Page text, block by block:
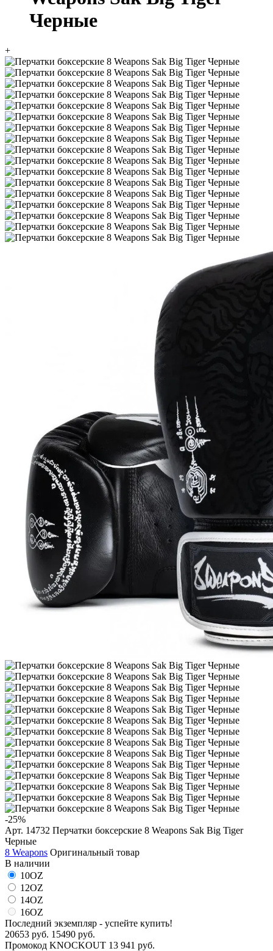
Черные
+
-25%
Арт. 14732 Перчатки боксерские 8 Weapons Sak Big Tiger
Черные
8 Weapons Оригинальный товар
В наличии
10OZ
12OZ
14OZ
16OZ
Последний экземпляр - успейте купить!
20653 руб. 15490 руб.
Промокод KNOCKOUT 13 941 руб.